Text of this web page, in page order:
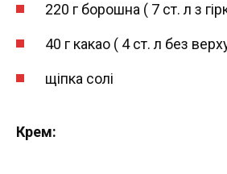
220 г борошна ( 7 ст. л з
40 г какао ( 4 ст. л без
щіпка солі
Крем: